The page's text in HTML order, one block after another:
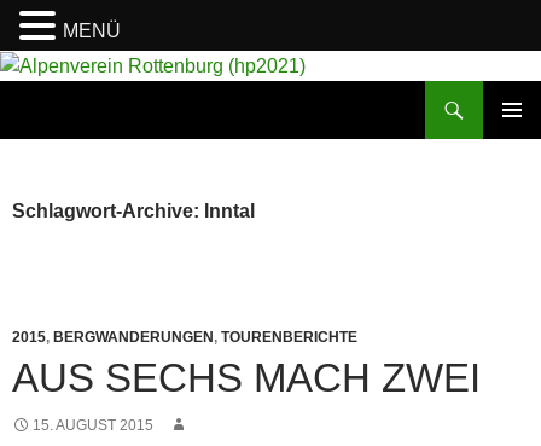
Schlagwort-Archive: Inntal
2015, BERGWANDERUNGEN, TOURENBERICHTE
AUS SECHS MACH ZWEI
15. AUGUST 2015
MENÜ